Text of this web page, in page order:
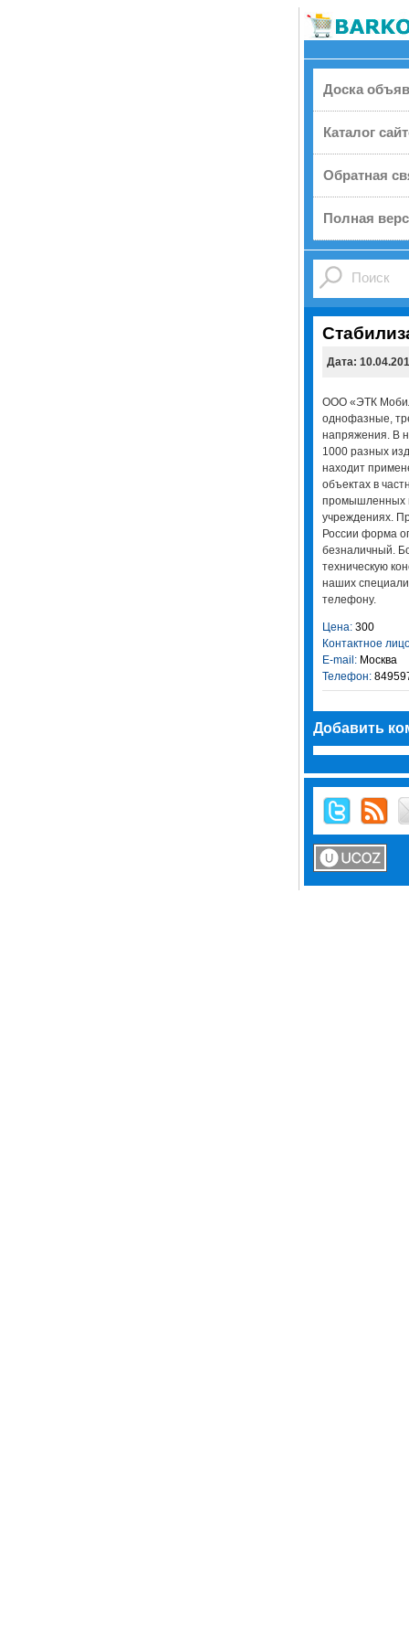
Доска
Каталог
Обратная
Полная
Дата:
ООО «ЭТК
однофазные,
напряжения. В
1000 разных
находит
объектах в
промышленных
учреждениях.
России форма
безналичный.
техническую
наших
телефону.
Цена:300
Контактное
E-mail:Москва
Телефон:
Добавить